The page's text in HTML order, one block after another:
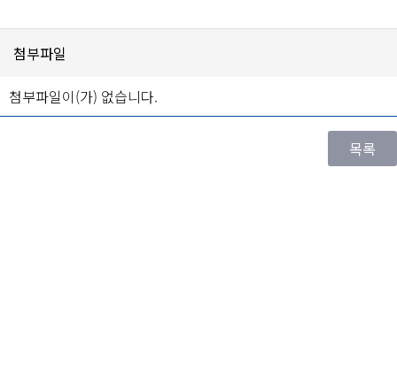
첨부파일
첨부파일이(가) 없습니다.